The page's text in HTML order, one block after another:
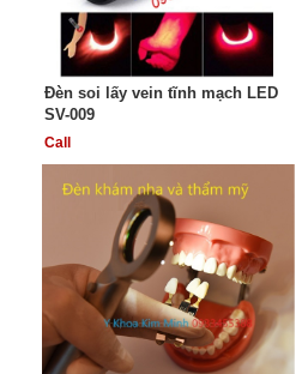
Đèn soi lấy vein tĩnh mạch LED
SV-009
Call